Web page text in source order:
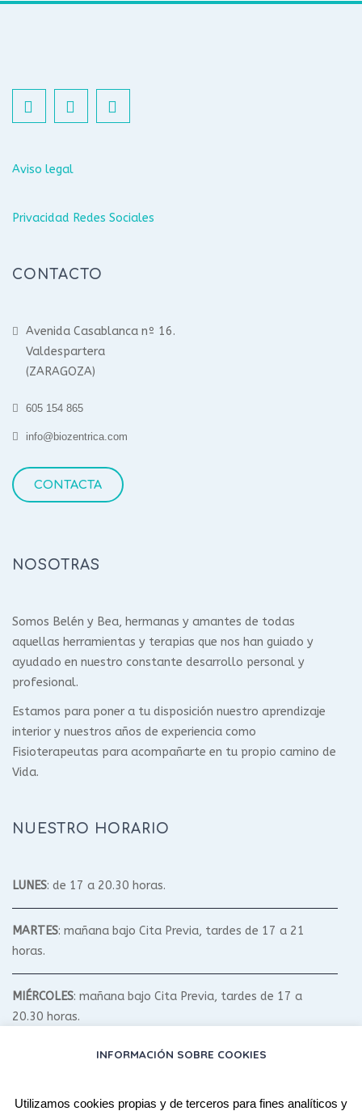
Aviso legal
Privacidad Redes Sociales
CONTACTO
Avenida Casablanca nº 16.
Valdespartera
(ZARAGOZA)
605 154 865
info@biozentrica.com
CONTACTA
NOSOTRAS
Somos Belén y Bea, hermanas y amantes de todas
aquellas herramientas y terapias que nos han guiado y
ayudado en nuestro constante desarrollo personal y
profesional.
Estamos para poner a tu disposición nuestro aprendizaje
interior y nuestros años de experiencia como
Fisioterapeutas para acompañarte en tu propio camino de
Vida.
NUESTRO HORARIO
LUNES: de 17 a 20.30 horas.
MARTES: mañana bajo Cita Previa, tardes de 17 a 21
horas.
MIÉRCOLES: mañana bajo Cita Previa, tardes de 17 a
20.30 horas.
: mañana bajo Cita Previa, tardes de 17 a 20.30
INFORMACIÓN SOBRE COOKIES
Utilizamos cookies propias y de terceros para fines analíticos y